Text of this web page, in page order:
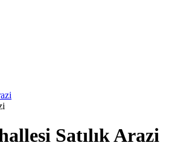
Satılık Arazi